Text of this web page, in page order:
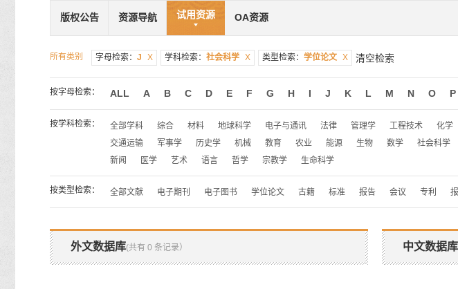
版权公告 资源导航 试用资源 OA资源
所有类别 字母检索： J X 学科检索： 社会科学 X 类型检索： 学位论文 X 清空检索
按字母检索： ALL A B C D E F G H I J K L M N O P
按学科检索： 全部学科 综合 材料 地球科学 电子与通讯 法律 管理学 工程技术 化学
交通运输
军事学 历史学 机械 教育 农业 能源 生物 数学 社会科学
新闻
医学 艺术 语言 哲学 宗教学 生命科学
按类型检索： 全部文献 电子期刊 电子图书 学位论文 古籍 标准 报告 会议 专利
外文数据库(共有 0 条记录） 中文数据库